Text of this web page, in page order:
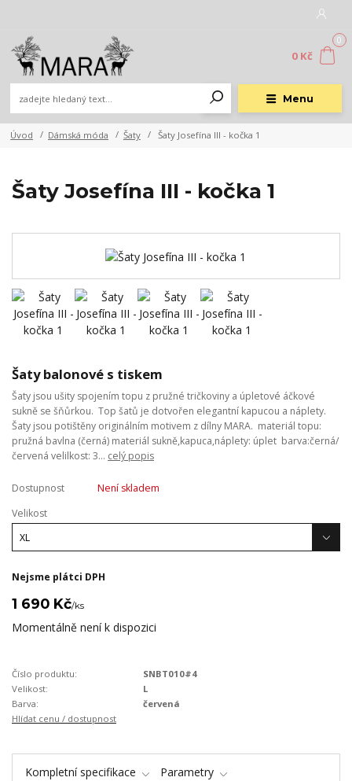
Menu
0
0 Kč
Úvod Dámská móda Šaty Šaty Josefína III - kočka 1
Šaty Josefína III - kočka 1
Šaty balonové s tiskem
Šaty jsou ušity spojením topu z pružné tričkoviny a úpletové áčkové
sukně se šňůrkou. Top šatů je dotvořen elegantní kapucou a náplety.
Šaty jsou potištěny originálním motivem z dílny MARA. materiál topu:
pružná bavlna (černá) materiál sukně,kapuca,náplety: úplet barva:černá/
červená velilkost: 3... celý popis
Dostupnost
Není skladem
Velikost
Nejsme plátci DPH
1 690 Kč/ks
Momentálně není k dispozici
Číslo produktu:
SNBT010#4
Velikost:
L
Barva:
červená
Hlídat cenu / dostupnost
Kompletní specifikace Parametry